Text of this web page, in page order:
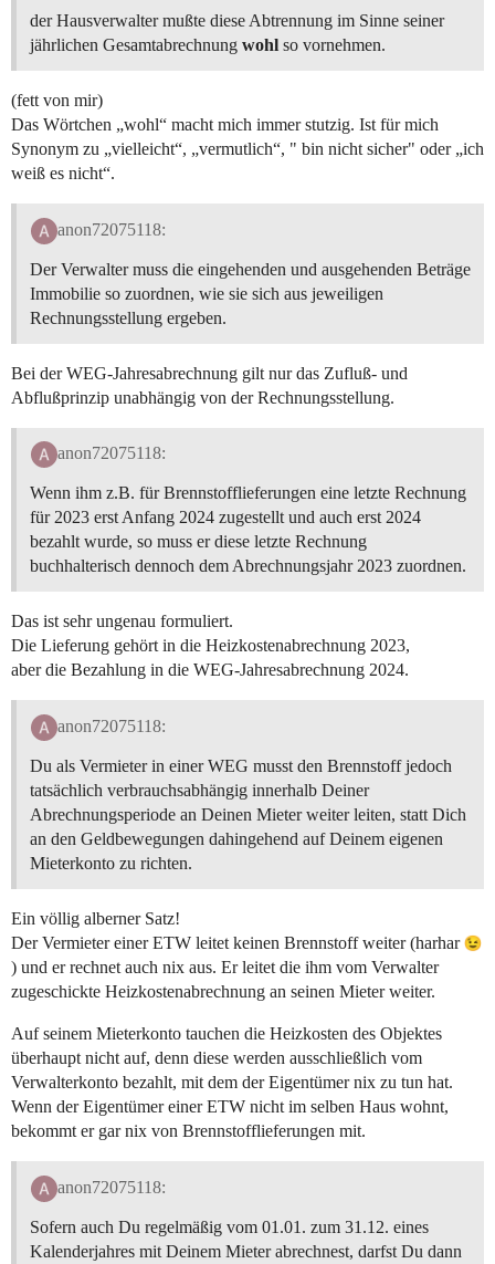
der Hausverwalter mußte diese Abtrennung im Sinne seiner
jährlichen Gesamtabrechnung wohl so vornehmen.
(fett von mir)
Das Wörtchen „wohl“ macht mich immer stutzig. Ist für mich
Synonym zu „vielleicht“, „vermutlich“, " bin nicht sicher" oder „ich
weiß es nicht“.
anon72075118:
Der Verwalter muss die eingehenden und ausgehenden Beträge
Immobilie so zuordnen, wie sie sich aus jeweiligen
Rechnungsstellung ergeben.
Bei der WEG-Jahresabrechnung gilt nur das Zufluß- und
Abflußprinzip unabhängig von der Rechnungsstellung.
anon72075118:
Wenn ihm z.B. für Brennstofflieferungen eine letzte Rechnung
für 2023 erst Anfang 2024 zugestellt und auch erst 2024
bezahlt wurde, so muss er diese letzte Rechnung
buchhalterisch dennoch dem Abrechnungsjahr 2023 zuordnen.
Das ist sehr ungenau formuliert.
Die Lieferung gehört in die Heizkostenabrechnung 2023,
aber die Bezahlung in die WEG-Jahresabrechnung 2024.
anon72075118:
Du als Vermieter in einer WEG musst den Brennstoff jedoch
tatsächlich verbrauchsabhängig innerhalb Deiner
Abrechnungsperiode an Deinen Mieter weiter leiten, statt Dich
an den Geldbewegungen dahingehend auf Deinem eigenen
Mieterkonto zu richten.
Ein völlig alberner Satz!
Der Vermieter einer ETW leitet keinen Brennstoff weiter (harhar
) und er rechnet auch nix aus. Er leitet die ihm vom Verwalter
zugeschickte Heizkostenabrechnung an seinen Mieter weiter.
Auf seinem Mieterkonto tauchen die Heizkosten des Objektes
überhaupt nicht auf, denn diese werden ausschließlich vom
Verwalterkonto bezahlt, mit dem der Eigentümer nix zu tun hat.
Wenn der Eigentümer einer ETW nicht im selben Haus wohnt,
bekommt er gar nix von Brennstofflieferungen mit.
anon72075118:
Sofern auch Du regelmäßig vom 01.01. zum 31.12. eines
Kalenderjahres mit Deinem Mieter abrechnest, darfst Du dann